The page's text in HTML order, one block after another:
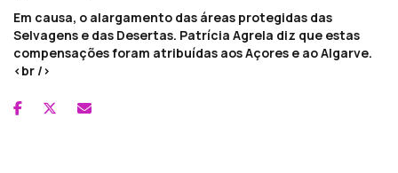
Em causa, o alargamento das áreas protegidas das
Selvagens e das Desertas. Patrícia Agrela diz que estas
compensações foram atribuídas aos Açores e ao Algarve.
<br />